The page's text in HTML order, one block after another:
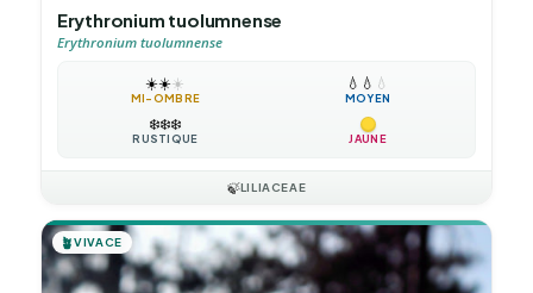
Erythronium tuolumnense
Erythronium tuolumnense
☀️☀️☀️
MI-OMBRE
💧 💧 💧
MOYEN
❄️❄️❄️
RUSTIQUE JAUNE
🍃LILIACEAE
🪴VIVACE